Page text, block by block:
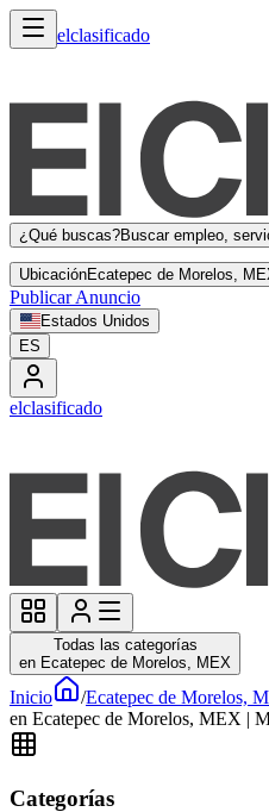
elclasificado
¿Qué buscas?Buscar empleo,
UbicaciónEcatepec de Morelos,
Publicar Anuncio
Estados Unidos
ES
elclasificado
Todas las categorías
en Ecatepec de Morelos, MEX
Inicio /Ecatepec de Morelos,
en Ecatepec de Morelos, MEX |
Categorías